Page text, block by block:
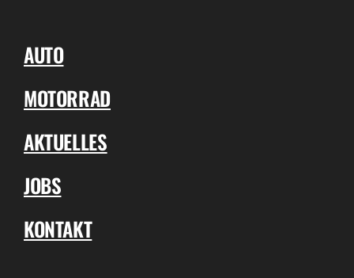
AUTO
MOTORRAD
AKTUELLES
JOBS
KONTAKT